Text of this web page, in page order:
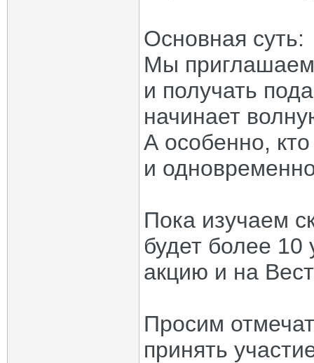
Основная суть:
Мы приглашаем
и получать
начинает
А особенно,
и
Пока изучаем
будет более 10
акцию и на
Просим
принять